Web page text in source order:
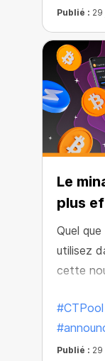
quel
Publié : 29
Le
plus
Quel
utilisez
cette
de juin,
#CTPool
Publié : 29